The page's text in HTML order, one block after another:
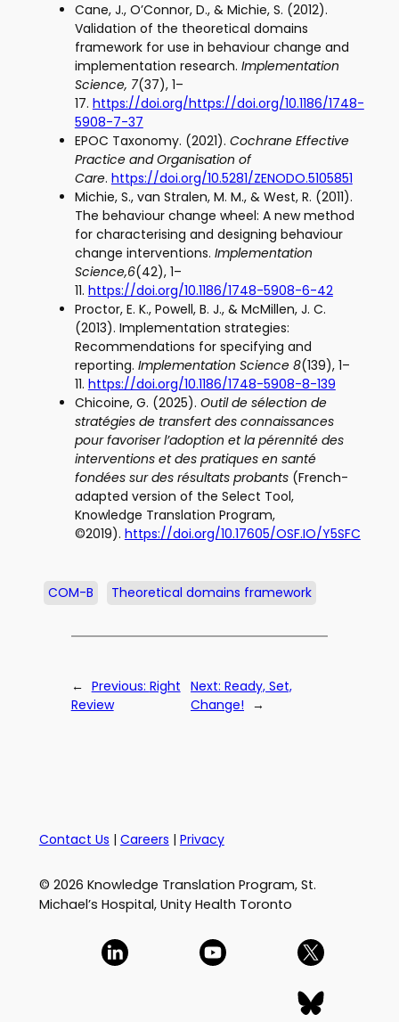
Cane, J., O’Connor, D., & Michie, S. (2012).
Validation of the theoretical domains
framework for use in behaviour change and
implementation research. Implementation
Science, 7(37), 1–
17. https://doi.org/https://doi.org/10.1186/1748-
5908-7-37
EPOC Taxonomy. (2021). Cochrane Effective
Practice and Organisation of
Care. https://doi.org/10.5281/ZENODO.5105851
Michie, S., van Stralen, M. M., & West, R. (2011).
The behaviour change wheel: A new method
for characterising and designing behaviour
change interventions. Implementation
Science,6(42), 1–
11. https://doi.org/10.1186/1748-5908-6-42
Proctor, E. K., Powell, B. J., & McMillen, J. C.
(2013). Implementation strategies:
Recommendations for specifying and
reporting. Implementation Science 8(139), 1–
11. https://doi.org/10.1186/1748-5908-8-139
Chicoine, G. (2025). Outil de sélection de
stratégies de transfert des connaissances
pour favoriser l’adoption et la pérennité des
interventions et des pratiques en santé
fondées sur des résultats probants(French-
adapted version of the Select Tool,
Knowledge Translation Program,
©2019). https://doi.org/10.17605/OSF.IO/Y5SFC
COM-B Theoretical domains framework
← Previous: Right
Review
Next:Ready, Set,
Change! →
Contact Us | Careers | Privacy
© 2026 Knowledge Translation Program, St.
Michael’s Hospital, Unity Health Toronto